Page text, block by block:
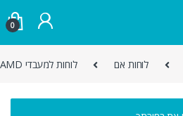
0
לוחות אם לוחות למעבדי AMD